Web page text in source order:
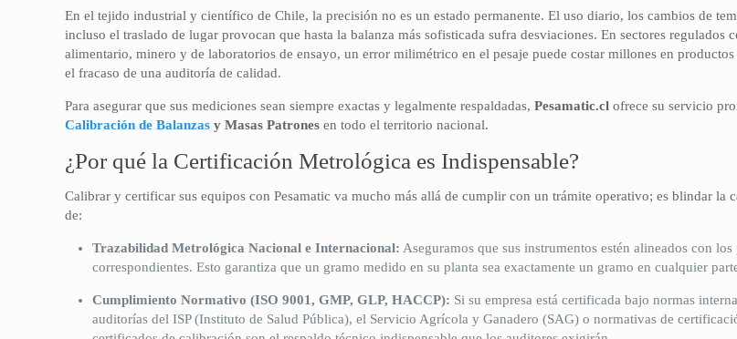
En el tejido industrial y científico de Chile, la precisión no es un estado permanente. El uso diario, los cambios de
incluso el traslado de lugar provocan que hasta la balanza más sofisticada sufra desviaciones. En sectores regulados
alimentario, minero y de laboratorios de ensayo, un error milimétrico en el pesaje puede costar millones en productos
el fracaso de una auditoría de calidad.
Para asegurar que sus mediciones sean siempre exactas y legalmente respaldadas,Pesamatic.cl ofrece su servicio
Calibración de Balanzas y Masas Patrones en todo el territorio nacional.
¿Por qué la Certificación Metrológica es Indispensable?
Calibrar y certificar sus equipos con Pesamatic va mucho más allá de cumplir con un trámite operativo; es blindar la
de:
Trazabilidad Metrológica Nacional e Internacional: Aseguramos que sus instrumentos estén alineados con
correspondientes. Esto garantiza que un gramo medido en su planta sea exactamente un gramo en cualquier
Cumplimiento Normativo (ISO 9001, GMP, GLP, HACCP): Si su empresa está certificada bajo normas
auditorías del ISP (Instituto de Salud Pública), el Servicio Agrícola y Ganadero (SAG) o normativas de